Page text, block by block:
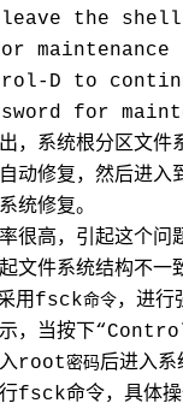
leave the shell
maintenance
D to
for
，系统根分区文件
动修复，然后进入
统修复。
很高，引起这个问
文件系统结构不一
用fsck命令，进行
示，当按下
入root密码后进入系
fsck命令，具体操